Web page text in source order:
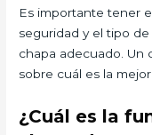
Es importante tener
seguridad y el tipo
chapa adecuado. Un
sobre cuál es la
¿Cuál es la